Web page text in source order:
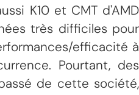
K10 et CMT d'AMD
très difficiles pour
efficacité à
Pourtant, des
de cette société,